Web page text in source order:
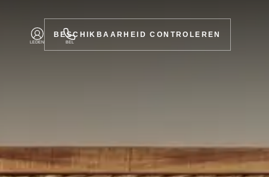
LEDEN BEL
BESCHIKBAARHEID CONTROLEREN